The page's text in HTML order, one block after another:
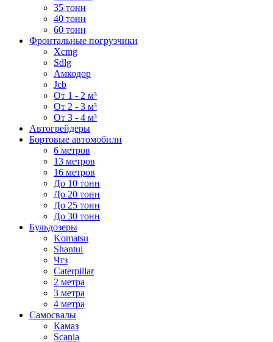
35 тонн
40 тонн
60 тонн
Фронтальные погрузчики
Xcmg
Sdlg
Амкодор
Jcb
От 1 - 2 м³
От 2 - 3 м³
От 3 - 4 м³
Автогрейдеры
Бортовые автомобили
6 метров
13 метров
16 метров
До 10 тонн
До 20 тонн
До 25 тонн
До 30 тонн
Бульдозеры
Komatsu
Shantui
Чтз
Caterpillar
2 метра
3 метра
4 метра
Самосвалы
Камаз
Scania